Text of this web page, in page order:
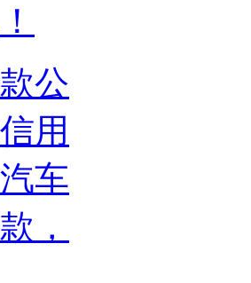
公
用
车
，